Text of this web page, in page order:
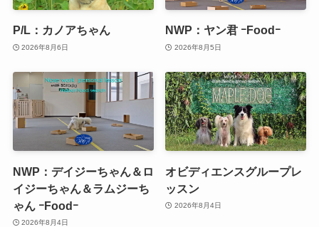
P/L：カノアちゃん
2026年8月6日
NWP：ヤン君 ｰFoodｰ
2026年8月5日
NWP：デイジーちゃん＆ロ
イジーちゃん＆ラムジーち
ゃん ｰFoodｰ
2026年8月4日
オビディエンスグループレ
ッスン
2026年8月4日